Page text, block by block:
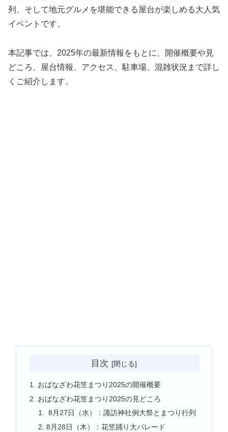
列、そして地元グルメを堪能できる屋台が楽しめる大人気
イベントです。
本記事では、2025年の最新情報をもとに、開催概要や見
どころ、屋台情報、アクセス、駐車場、混雑状況まで詳し
くご紹介します。
目次
おばなざわ花笠まつり2025の開催概要
おばなざわ花笠まつり2025の見どころ
8月27日（水）：諏訪神社例大祭とまつり行列
8月28日（木）：花笠踊り大パレード